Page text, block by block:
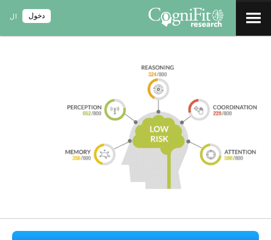
ال دخول